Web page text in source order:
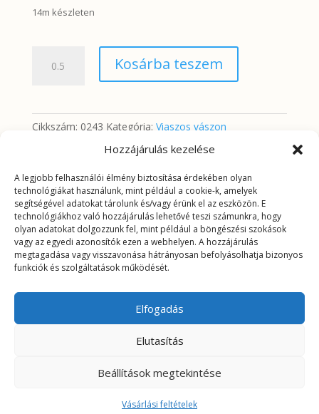
Hozzájárulás kezelése
A legjobb felhasználói élmény biztosítása érdekében olyan
technológiákat használunk, mint például a cookie-k, amelyek
segítségével adatokat tárolunk és/vagy érünk el az eszközön. E
technológiákhoz való hozzájárulás lehetővé teszi számunkra, hogy
olyan adatokat dolgozzunk fel, mint például a böngészési szokások
vagy az egyedi azonosítók ezen a webhelyen. A hozzájárulás
megtagadása vagy visszavonása hátrányosan befolyásolhatja bizonyos
funkciók és szolgáltatások működését.
Elfogadás
Elutasítás
Beállítások megtekintése
Vásárlási feltételek
14m készleten
mennyiség
Kosárba teszem
Cikkszám: 0243 Kategória: Viaszos vászon
További információk
További információk
Tömeg 0,4725 kg
Információk|Vásárlási feltételek